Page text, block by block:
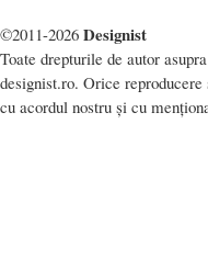
©2011-2026 Designist
Toate drepturile de autor
designist.ro. Orice
cu acordul nostru și cu